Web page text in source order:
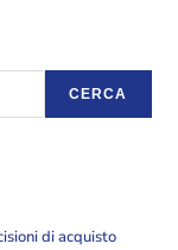
CERCA
di acquisto